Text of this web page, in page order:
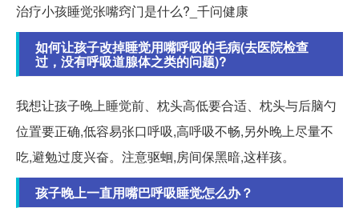
治疗小孩睡觉张嘴窍门是什么?_千问健康
如何让孩子改掉睡觉用嘴呼吸的毛病(去医院检查
过，没有呼吸道腺体之类的问题)?
我想让孩子晚上睡觉前、枕头高低要合适、枕头与后脑勺
位置要正确,低容易张口呼吸,高呼吸不畅,另外晚上尽量不
吃,避勉过度兴奋。注意驱蛔,房间保黑暗,这样孩。
孩子晚上一直用嘴巴呼吸睡觉怎么办？